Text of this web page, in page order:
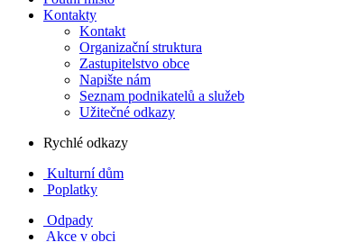
Kontakty
Kontakt
Organizační struktura
Zastupitelstvo obce
Napište nám
Seznam podnikatelů a služeb
Užitečné odkazy
Rychlé odkazy
Kulturní dům
Poplatky
Odpady
Akce v obci